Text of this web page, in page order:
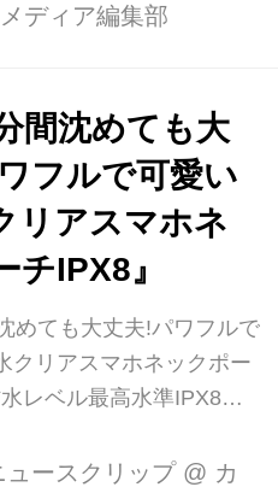
た! とっても可愛い限定
ディア編集部
間沈めても大
フルで可愛い
リアスマホネ
チIPX8』
めても大丈夫!パワフルで
クリアスマホネックポー
レベル最高水準IPX8の
をご紹介します。 この
ュースクリップ @ カ